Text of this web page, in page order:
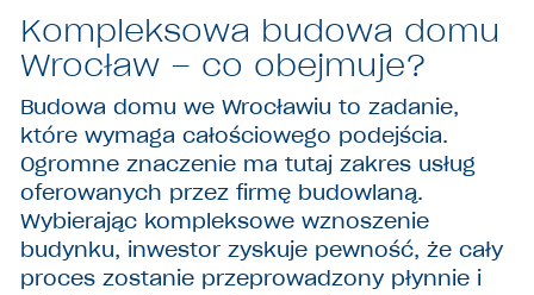
Kompleksowa budowa domu
Wrocław – co obejmuje?
Budowa domu we Wrocławiu to zadanie,
które wymaga całościowego podejścia.
Ogromne znaczenie ma tutaj zakres usług
oferowanych przez firmę budowlaną.
Wybierając kompleksowe wznoszenie
budynku, inwestor zyskuje pewność, że cały
proces zostanie przeprowadzony płynnie i